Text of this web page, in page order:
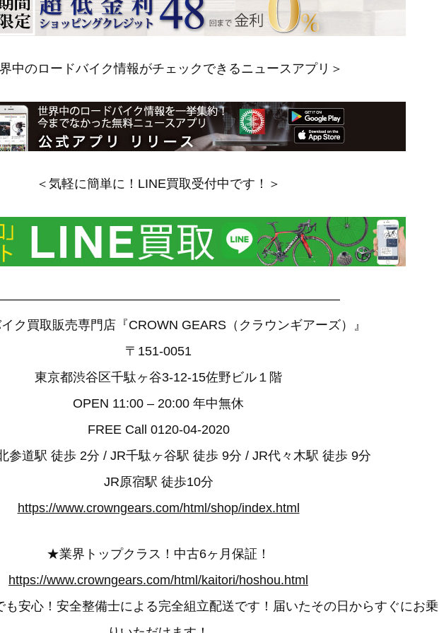
中のロードバイク情報がチェックできるニュースアプリ＞
＜気軽に簡単に！LINE買取受付中です！＞
ク買取販売専門店『CROWN GEARS（クラウンギアーズ）』
〒151-0051
東京都渋谷区千駄ヶ谷3-12-15佐野ビル１階
OPEN 11:00 – 20:00 年中無休
FREE Call 0120-04-2020
参道駅 徒歩 2分 / JR千駄ヶ谷駅 徒歩 9分 / JR代々木駅 徒歩 9分
JR原宿駅 徒歩10分
https://www.crowngears.com/html/shop/index.html
★業界トップクラス！中古6ヶ月保証！
https://www.crowngears.com/html/kaitori/hoshou.html
安心！安全整備士による完全組立配送です！届いたその日からすぐにお乗